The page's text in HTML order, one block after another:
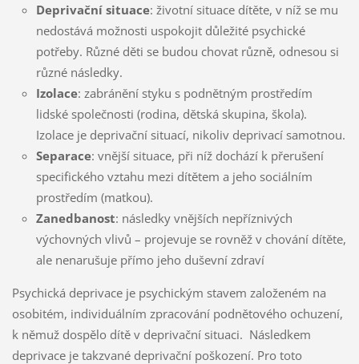
Deprivační situace: životní situace dítěte, v níž se mu
nedostává možnosti uspokojit důležité psychické
potřeby. Různé děti se budou chovat různě, odnesou si
různé následky.
Izolace: zabránění styku s podnětným prostředím
lidské společnosti (rodina, dětská skupina, škola).
Izolace je deprivační situací, nikoliv deprivací samotnou.
Separace: vnější situace, při níž dochází k přerušení
specifického vztahu mezi dítětem a jeho sociálním
prostředím (matkou).
Zanedbanost: následky vnějších nepříznivých
výchovných vlivů – projevuje se rovněž v chování dítěte,
ale nenarušuje přímo jeho duševní zdraví
Psychická deprivace je psychickým stavem založeném na
osobitém, individuálním zpracování podnětového ochuzení,
k němuž dospělo dítě v deprivační situaci. Následkem
deprivace je takzvané deprivační poškození. Pro toto